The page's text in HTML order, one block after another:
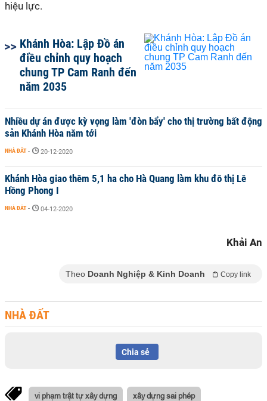
hiệu lực.
Khánh Hòa: Lập Đồ án
điều chỉnh quy hoạch
chung TP Cam Ranh đến
năm 2035
Nhiều dự án được kỳ vọng làm 'đòn bẩy' cho thị trường bất động
sản Khánh Hòa năm tới
NHÀ ĐẤT - 20-12-2020
Khánh Hòa giao thêm 5,1 ha cho Hà Quang làm khu đô thị Lê
Hồng Phong I
NHÀ ĐẤT - 04-12-2020
Khải An
Theo Doanh Nghiệp & Kinh Doanh Copy link
NHÀ ĐẤT
Chia sẻ
vi phạm trật tự xây dựng xây dựng sai phép